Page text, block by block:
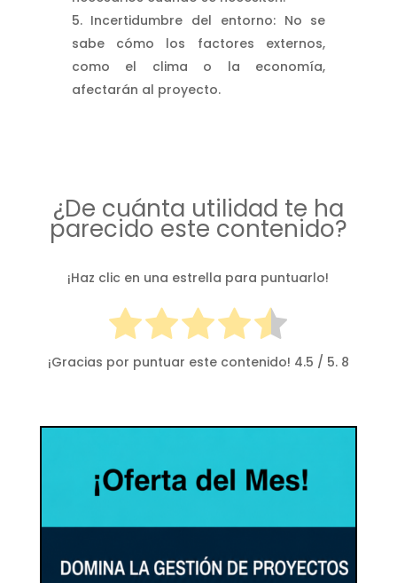
Incertidumbre del entorno: No se
sabe cómo los factores externos,
como el clima o la economía,
afectarán al proyecto.
¿De cuánta utilidad te ha
parecido este contenido?
¡Haz clic en una estrella para puntuarlo!
¡Gracias por puntuar este contenido! 4.5 / 5. 8